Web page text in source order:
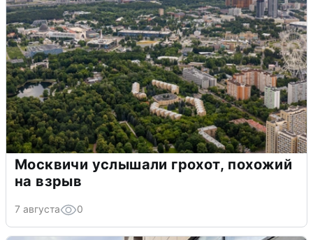
Москвичи услышали грохот, похожий
на взрыв
7 августа 0